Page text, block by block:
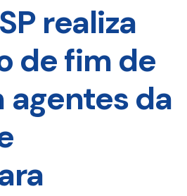
realiza
de fim de
agentes da